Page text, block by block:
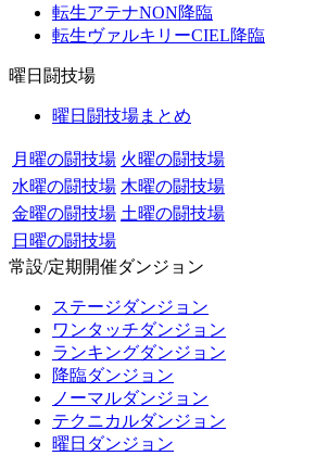
転生アテナNON降臨
転生ヴァルキリーCIEL降臨
曜日闘技場
曜日闘技場まとめ
月曜の闘技場 火曜の闘技場
水曜の闘技場 木曜の闘技場
金曜の闘技場 土曜の闘技場
日曜の闘技場
常設/定期開催ダンジョン
ステージダンジョン
ワンタッチダンジョン
ランキングダンジョン
降臨ダンジョン
ノーマルダンジョン
テクニカルダンジョン
曜日ダンジョン